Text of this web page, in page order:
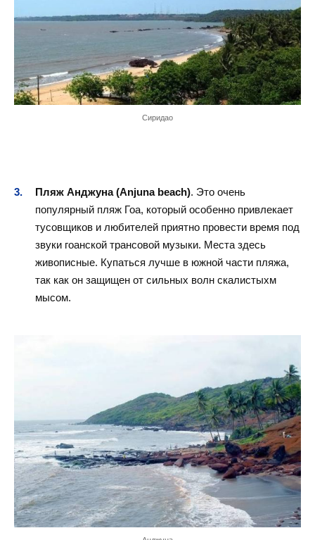
Сиридао
Пляж Анджуна (Anjuna beach). Это очень
популярный пляж Гоа, который особенно привлекает
тусовщиков и любителей приятно провести время под
звуки гоанской трансовой музыки. Места здесь
живописные. Купаться лучше в южной части пляжа,
так как он защищен от сильных волн скалистыхм
мысом.